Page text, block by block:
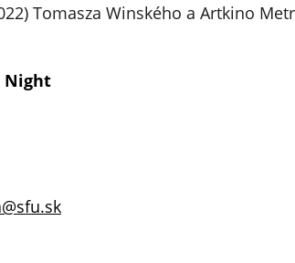
Tomasza Winského a Artkino
Night